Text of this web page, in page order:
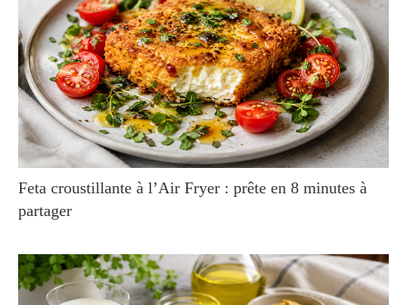
Feta croustillante à l’Air Fryer : prête en 8 minutes à
partager